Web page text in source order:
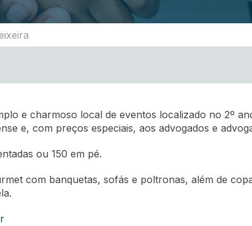
e charmoso local de eventos localizado no 2º
e, com preços especiais, aos advogados e
ou 150 em pé.
com banquetas, sofás e poltronas, além de